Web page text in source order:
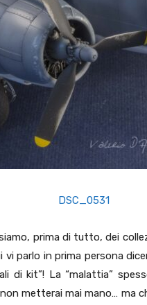
prima di tutto, dei
vi parlo in prima persona
di kit”! La “malattia”
metterai mai mano… ma